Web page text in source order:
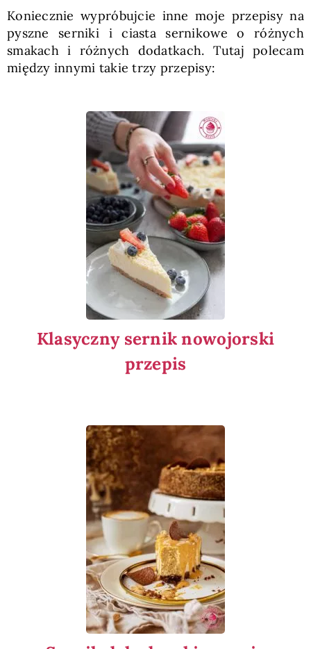
Koniecznie wypróbujcie inne moje przepisy na
pyszne serniki i ciasta sernikowe o różnych
smakach i różnych dodatkach. Tutaj polecam
między innymi takie trzy przepisy:
Klasyczny sernik nowojorski
przepis